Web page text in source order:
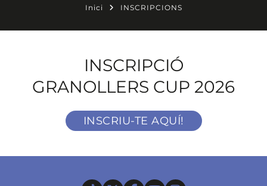
Inici INSCRIPCIONS
INSCRIPCIÓ
GRANOLLERS CUP 2026
INSCRIU-TE AQUÍ!